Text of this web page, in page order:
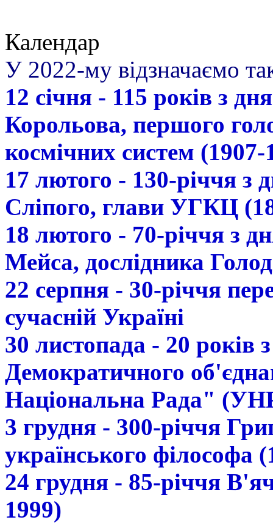
Календар
У 2022-му відзначаємо
12 січня - 115 років з
Корольова, першого
космічних систем (1907-
17 лютого - 130-річчя з
Сліпого, глави УГКЦ
18 лютого - 70-річчя з
Мейса, дослідника
22 серпня - 30-річчя
сучасній Україні
30 листопада - 20 років
Демократичного
Національна Рада"
3 грудня - 300-річчя
українського філософа
24 грудня - 85-річчя
1999)